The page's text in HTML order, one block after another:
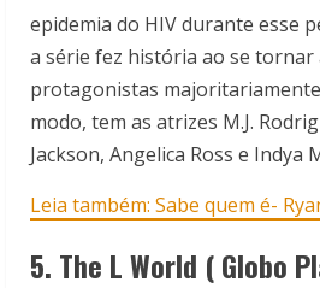
epidemia do HIV durante esse
a série fez história ao se tornar
protagonistas
modo, tem as atrizes M.J.
Jackson, Angelica Ross e Indya
Leia também: Sabe quem é-
5. The L World ( Globo